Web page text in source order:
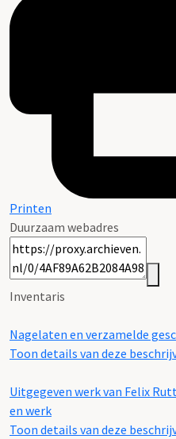
Printen
Duurzaam webadres
Inventaris
Nagelaten en verzamelde
Toon details van deze
Uitgegeven werk van Felix
en werk
Toon details van deze